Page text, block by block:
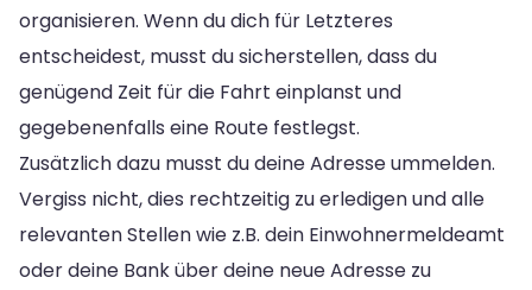
organisieren. Wenn du dich für Letzteres
entscheidest, musst du sicherstellen, dass du
genügend Zeit für die Fahrt einplanst und
gegebenenfalls eine Route festlegst.
Zusätzlich dazu musst du deine Adresse ummelden.
Vergiss nicht, dies rechtzeitig zu erledigen und alle
relevanten Stellen wie z.B. dein Einwohnermeldeamt
oder deine Bank über deine neue Adresse zu